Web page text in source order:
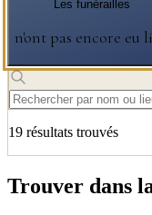
Les funérailles
n'ont pas encore eu
19 résultats trouvés
Trouver dans